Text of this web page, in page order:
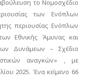
το Νομοσχέδιο
των Ενόπλων
περιουσίας Ενόπλων
Εθνικής Άμυνας και
Δυνάμεων – Σχέδιο
αναγκών» , με
2025. Ένα κείμενο 66